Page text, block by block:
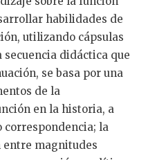
habilidades de
utilizando cápsulas
secuencia didáctica que
se basa por una
de la
en la historia, a
correspondencia; la
entre magnitudes